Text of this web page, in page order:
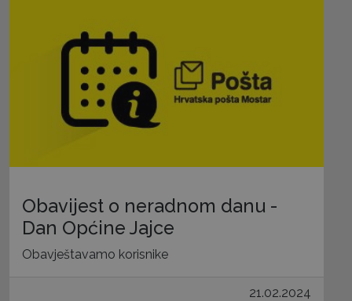
Obavijest o neradnom danu -
Dan Općine Jajce
Obavještavamo korisnike
21.02.2024